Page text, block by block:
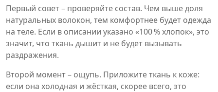
Первый совет – проверяйте состав. Чем выше доля
натуральных волокон, тем комфортнее будет одежда
на теле. Если в описании указано «100 % хлопок», это
значит, что ткань дышит и не будет вызывать
раздражения.
Второй момент – ощупь. Приложите ткань к коже:
если она холодная и жёсткая, скорее всего, это